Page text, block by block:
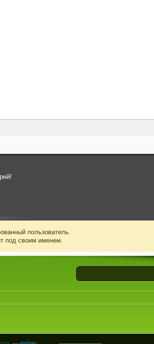
пользователь.
под своим именем.